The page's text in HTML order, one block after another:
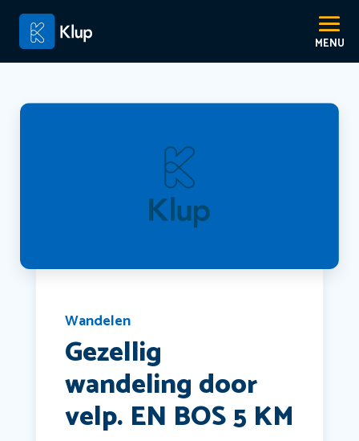
Wandelen
Gezellig
wandeling door
velp. EN BOS 5 KM